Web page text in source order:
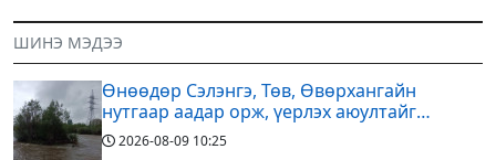
гал Морин жилийн Зуны адаг
хөхөгчин хонь сарын шинийн
19, Адъяа /Наран/
уулархаг нутгаар бороо, дуу
орох тул голуудын усны
түвшин нэмэгдэх, нөөлөг
ШИНЭ МЭДЭЭ
Өнөөдөр Сэлэнгэ, Төв, Өвөрхангайн
нутгаар аадар орж, үерлэх аюултайг
анхааруулав
2026-08-09 10:25